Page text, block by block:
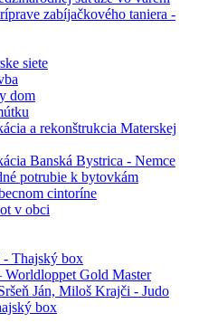
zabíjačkového taniera -
siete
dom
a rekonštrukcia Materskej
Banská Bystrica - Nemce
potrubie k bytovkám
cintoríne
v obci
Thajský box
Worldloppet Gold Master
Ján, Miloš Krajči - Judo
box